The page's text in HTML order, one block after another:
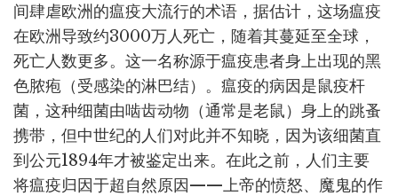
间肆虐欧洲的瘟疫大流行的术语，据估计，这场瘟疫
在欧洲导致约3000万人死亡，随着其蔓延至全球，
死亡人数更多。这一名称源于瘟疫患者身上出现的黑
色脓疱（受感染的淋巴结）。瘟疫的病因是鼠疫杆
菌，这种细菌由啮齿动物（通常是老鼠）身上的跳蚤
携带，但中世纪的人们对此并不知晓，因为该细菌直
到公元1894年才被鉴定出来。在此之前，人们主要
将瘟疫归因于超自然原因——上帝的愤怒、魔鬼的作